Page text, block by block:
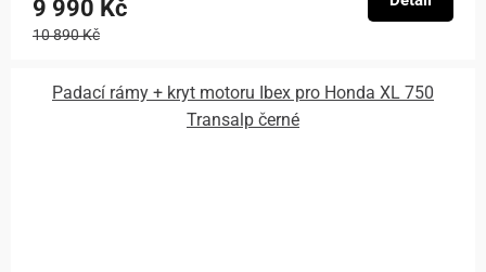
9 990 Kč
10 890 Kč
Padací rámy + kryt motoru Ibex pro Honda XL 750
Transalp černé